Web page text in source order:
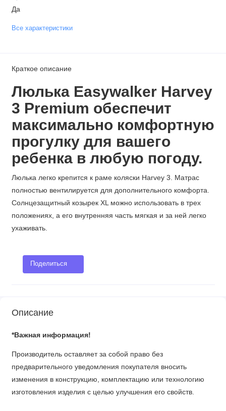
Да
Все характеристики
Краткое описание
Люлька Easywalker Harvey
3 Premium обеспечит
максимально комфортную
прогулку для вашего
ребенка в любую погоду.
Люлька легко крепится к раме коляски Harvey 3. Матрас
полностью вентилируется для дополнительного комфорта.
Солнцезащитный козырек XL можно использовать в трех
положениях, а его внутренняя часть мягкая и за ней легко
ухаживать.
Поделиться
Описание
*Важная информация!
Производитель оставляет за собой право без
предварительного уведомления покупателя вносить
изменения в конструкцию, комплектацию или технологию
изготовления изделия с целью улучшения его свойств.